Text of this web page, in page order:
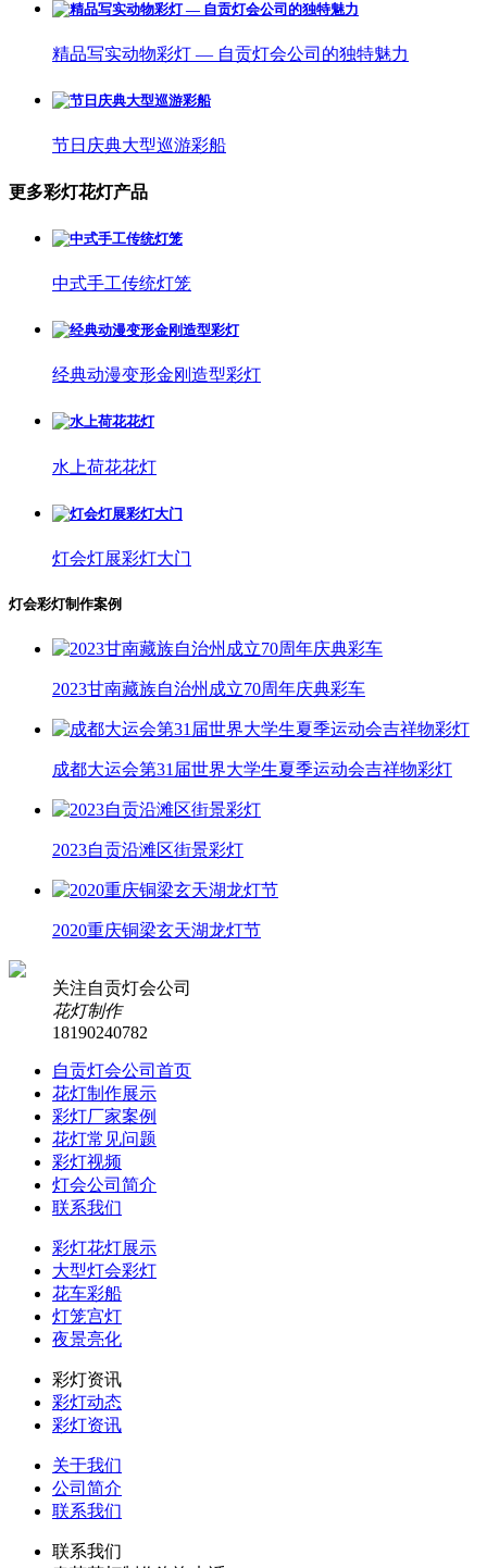
精品写实动物彩灯 — 自贡灯会公司的独特魅力
节日庆典大型巡游彩船
更多彩灯花灯产品
中式手工传统灯笼
经典动漫变形金刚造型彩灯
水上荷花花灯
灯会灯展彩灯大门
灯会彩灯制作案例
2023甘南藏族自治州成立70周年庆典彩车
成都大运会第31届世界大学生夏季运动会吉祥物彩灯
2023自贡沿滩区街景彩灯
2020重庆铜梁玄天湖龙灯节
关注自贡灯会公司
花灯制作
18190240782
自贡灯会公司首页
花灯制作展示
彩灯厂家案例
花灯常见问题
彩灯视频
灯会公司简介
联系我们
彩灯花灯展示
大型灯会彩灯
花车彩船
灯笼宫灯
夜景亮化
彩灯资讯
彩灯动态
彩灯资讯
关于我们
公司简介
联系我们
联系我们